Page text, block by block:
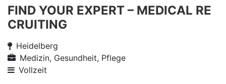
FIND YOUR EXPERT – MEDICAL RE
CRUITING
Heidelberg
Medizin, Gesundheit, Pflege
Vollzeit